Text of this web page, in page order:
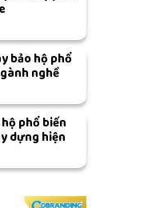
bảo hộ phổ
nghề
phổ biến
dựng hiện